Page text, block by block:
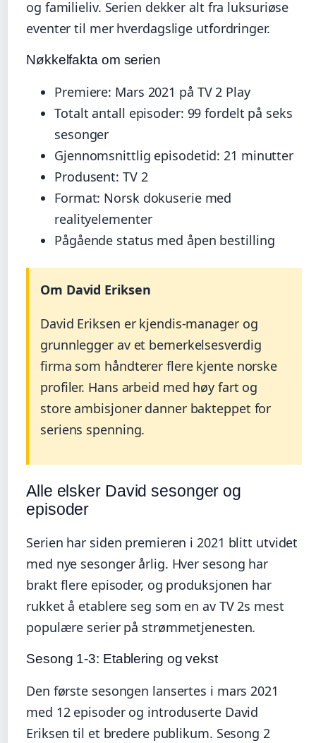
og familieliv. Serien dekker alt fra luksuriøse
eventer til mer hverdagslige utfordringer.
Nøkkelfakta om serien
Premiere: Mars 2021 på TV 2 Play
Totalt antall episoder: 99 fordelt på seks
sesonger
Gjennomsnittlig episodetid: 21 minutter
Produsent: TV 2
Format: Norsk dokuserie med
realityelementer
Pågående status med åpen bestilling
Om David Eriksen
David Eriksen er kjendis-manager og
grunnlegger av et bemerkelsesverdig
firma som håndterer flere kjente norske
profiler. Hans arbeid med høy fart og
store ambisjoner danner bakteppet for
seriens spenning.
Alle elsker David sesonger og
episoder
Serien har siden premieren i 2021 blitt utvidet
med nye sesonger årlig. Hver sesong har
brakt flere episoder, og produksjonen har
rukket å etablere seg som en av TV 2s mest
populære serier på strømmetjenesten.
Sesong 1-3: Etablering og vekst
Den første sesongen lansertes i mars 2021
med 12 episoder og introduserte David
Eriksen til et bredere publikum. Sesong 2